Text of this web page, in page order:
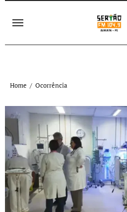
Home Ocorrência